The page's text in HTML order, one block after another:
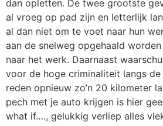
dan opletten. De twee grootste
al vroeg op pad zijn en letterlijk
al dan niet om te voet naar hun
aan de snelweg opgehaald
naar het werk. Daarnaast
voor de hoge criminaliteit langs de
reden opnieuw zo’n 20 kilometer
pech met je auto krijgen is hier
what if…., gelukkig verliep alles